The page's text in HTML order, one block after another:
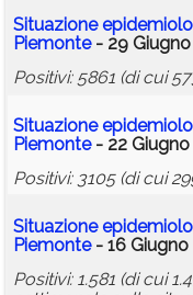
Situazione
Piemonte- 29 Giugno
Positivi: 5861 (di cui
Situazione
Piemonte- 22 Giugno
Positivi: 3105 (di cui
Situazione
Piemonte- 16 Giugno
Positivi: 1.581 (di cui